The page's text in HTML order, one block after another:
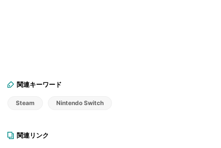
関連キーワード
Steam Nintendo Switch
関連リンク